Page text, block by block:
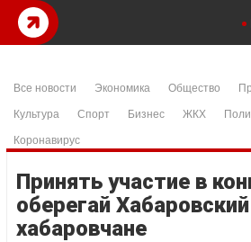
Все новости Экономика Общество
Культура
Спорт Бизнес ЖКХ
Коронавирус
Принять участие в
оберегай
хабаровчане